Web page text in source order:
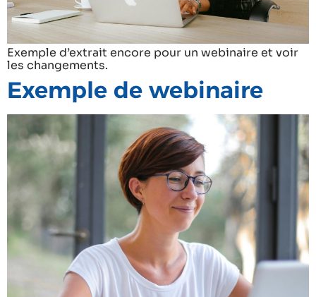
Exemple d’extrait encore pour un webinaire et voir
les changements.
Exemple de webinaire